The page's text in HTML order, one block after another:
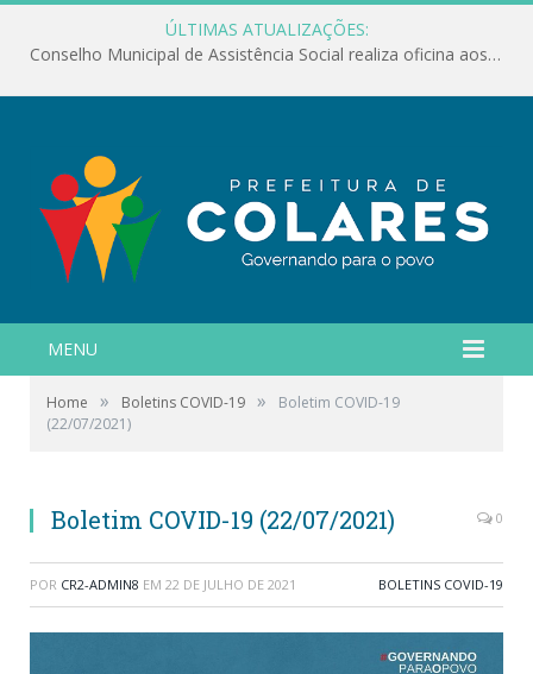
ÚLTIMAS ATUALIZAÇÕES:
Conselho Municipal de Assistência Social realiza oficina aos servidores
MENU
Home » Boletins COVID-19 »
Boletim COVID-19
(22/07/2021)
Boletim COVID-19 (22/07/2021) 0
POR CR2-ADMIN8 EM 22 DE JULHO DE 2021 BOLETINS COVID-19